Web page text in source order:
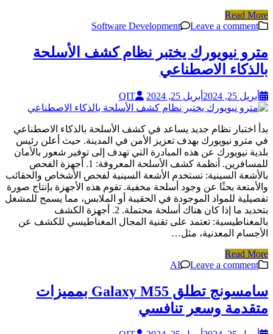
Read More
Software Development
Leave a comment
مترو نيويورك يختبر نظام كشف الأسلحة
بالذكاء الاصطناعي
أبريل 25, 2024 أبريل 25, 2024 QIT
بدأ اختبار نظام جديد يساعد في كشف الأسلحة بالذكاء الاصطناعي
في مترو نيويورك بهدف تعزيز الأمن في المدينة. حيث أعلن رئيس
بلدية نيويورك عن هذه المبادرة التي تهدف إلى توفير شعور بالأمان
للمسافرين. أنظمة كشف الأسلحة المعروفة: 1. أجهزة الفحص
بالأشعة السينية: تستخدم الأشعة السينية لفحص الأشخاص والحقائب
والأمتعة بحثًا عن وجود أسلحة مخفية. تقوم هذه الأجهزة بإنتاج صورة
تفصيلية للمواد الموجودة في الحقيبة أو الملابس، مما يسمح للمشغل
بتحديد ما إذا كان هناك أسلحة محتملة. 2. أجهزة الكشف
بالمغناطيسية: تعتمد على تقنية المجال المغناطيسي للكشف عن
الأجسام المعدنية، مثل…
Read More
AI
Leave a comment
سامسونج تطلق Galaxy M55 بمميزات
متقدمة وسعر تنافسي